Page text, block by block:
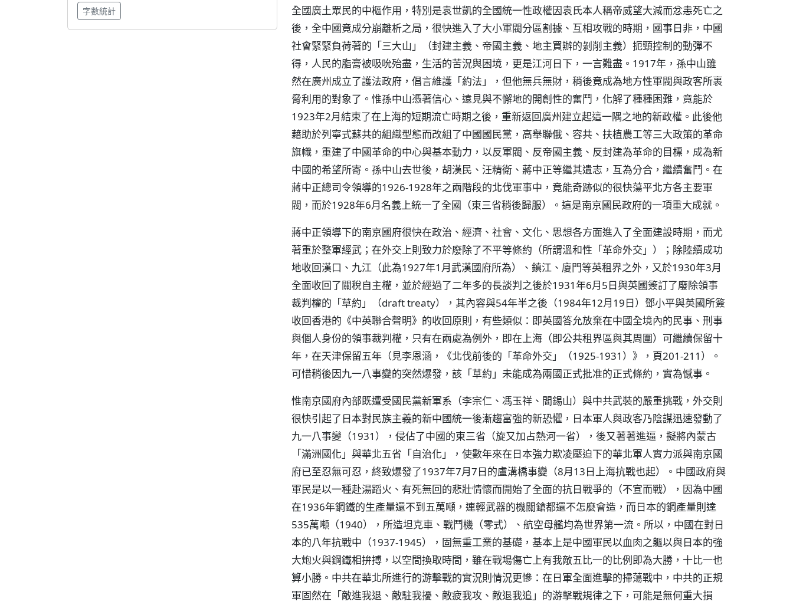
字數統計
全國廣土眾民的中樞作用，特別是袁世凱的全國統一性政權因袁氏本人稱帝威望大減而忿恚死亡之
後，全中國竟成分崩離析之局，很快進入了大小軍閥分區割據、互相攻戰的時期，國事日非，中國
社會緊緊負荷著的「三大山」（封建主義、帝國主義、地主買辦的剝削主義）扼頸控制的動彈不
得，人民的脂膏被吸吮殆盡，生活的苦況與困境，更是江河日下，一言難盡。1917年，孫中山雖
然在廣州成立了護法政府，倡言維護「約法」，但他無兵無財，稍後竟成為地方性軍閥與政客所裹
脅利用的對象了。惟孫中山憑著信心、遠見與不懈地的開創性的奮鬥，化解了種種困難，竟能於
1923年2月結束了在上海的短期流亡時期之後，重新返回廣州建立起這一隅之地的新政權。此後他
藉助於列寧式蘇共的組織型態而改組了中國國民黨，高舉聯俄、容共、扶植農工等三大政策的革命
旗幟，重建了中國革命的中心與基本動力，以反軍閥、反帝國主義、反封建為革命的目標，成為新
中國的希望所寄。孫中山去世後，胡漢民、汪精衛、蔣中正等繼其遺志，互為分合，繼續奮鬥。在
蔣中正總司令領導的1926-1928年之兩階段的北伐軍事中，竟能奇跡似的很快蕩平北方各主要軍
閥，而於1928年6月名義上統一了全國（東三省稍後歸服）。這是南京國民政府的一項重大成就。
蔣中正領導下的南京國府很快在政治、經濟、社會、文化、思想各方面進入了全面建設時期，而尤
著重於整軍經武；在外交上則致力於廢除了不平等條約（所謂溫和性「革命外交」）；除陸續成功
地收回漢口、九江（此為1927年1月武漢國府所為）、鎮江、廈門等英租界之外，又於1930年3月
全面收回了關稅自主權，並於經過了二年多的長談判之後於1931年6月5日與英國簽訂了廢除領事
裁判權的「草約」（draft treaty），其內容與54年半之後（1984年12月19日）鄧小平與英國所簽
收回香港的《中英聯合聲明》的收回原則，有些類似：即英國答允放棄在中國全境內的民事、刑事
與個人身份的領事裁判權，只有在兩處為例外，即在上海（即公共租界區與其周圍）可繼續保留十
年，在天津保留五年（見李恩涵，《北伐前後的「革命外交」（1925-1931）》，頁201-211）。
可惜稍後因九一八事變的突然爆發，該「草約」未能成為兩國正式批准的正式條約，實為憾事。
惟南京國府內部既遭受國民黨新軍系（李宗仁、馮玉祥、閻錫山）與中共武裝的嚴重挑戰，外交則
很快引起了日本對民族主義的新中國統一後漸趨富強的新恐懼，日本軍人與政客乃陰謀迅速發動了
九一八事變（1931），侵佔了中國的東三省（旋又加占熱河一省），後又著著進逼，擬將內蒙古
「滿洲國化」與華北五省「自治化」，使數年來在日本強力欺凌壓迫下的華北軍人實力派與南京國
府已至忍無可忍，終致爆發了1937年7月7日的盧溝橋事變（8月13日上海抗戰也起）。中國政府與
軍民是以一種赴湯蹈火、有死無回的悲壯情懷而開始了全面的抗日戰爭的（不宣而戰），因為中國
在1936年鋼鐵的生產量還不到五萬噸，連輕武器的機關鎗都還不怎麼會造，而日本的鋼產量則達
535萬噸（1940），所造坦克車、戰鬥機（零式）、航空母艦均為世界第一流。所以，中國在對日
本的八年抗戰中（1937-1945），固無重工業的基礎，基本上是中國軍民以血肉之軀以與日本的強
大炮火與鋼鐵相拚搏，以空間換取時間，雖在戰場傷亡上有我敵五比一的比例即為大勝，十比一也
算小勝。中共在華北所進行的游擊戰的實況則情況更慘：在日軍全面進擊的掃蕩戰中，中共的正規
軍固然在「敵進我退、敵駐我擾、敵疲我攻、敵退我追」的游擊戰規律之下，可能是無何重大損